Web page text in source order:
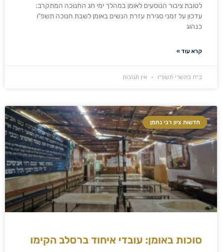
לטובת ציבור הנוסעים לאומן במהלך ימי חג החנוכה המתקרב:
עדכון על זמני סגירת עזרת הנשים באומן לשבת חנוכה תשפ"ו
כנהוג
קרא עוד »
כ״ח בתשרי תשפ״ו אין תגובות
חדשות ציון רבי נחמן
סוכות באומן: עובדי איחוד ברסלב הקימו